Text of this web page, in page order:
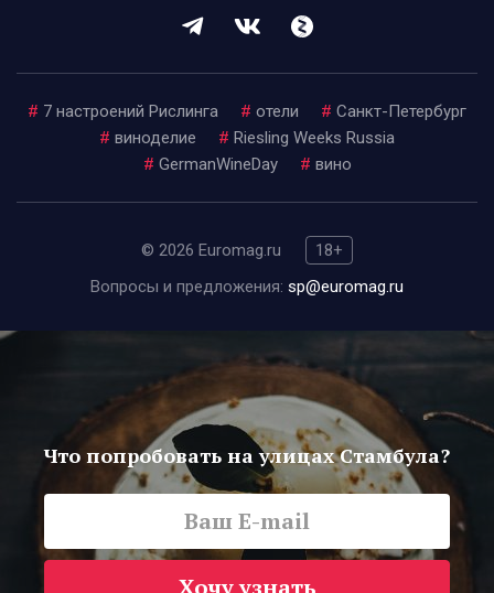
# 7 настроений Рислинга # отели # Санкт-Петербург
# виноделие # Riesling Weeks Russia
# GermanWineDay # вино
© 2026 Euromag.ru
18+
Вопросы и предложения: sp@euromag.ru
Что попробовать на улицах Стамбула?
Хочу узнать